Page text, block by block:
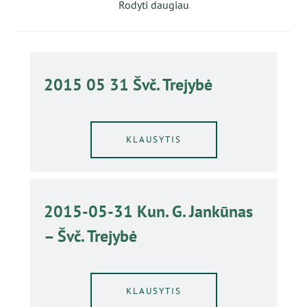
Rodyti daugiau
2015 05 31 Švč. Trejybė
KLAUSYTIS
2015-05-31 Kun. G. Jankūnas
– Švč. Trejybė
KLAUSYTIS